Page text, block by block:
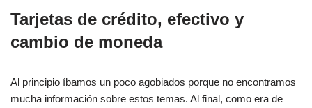
Tarjetas de crédito, efectivo y
cambio de moneda
Al principio íbamos un poco agobiados porque no encontramos
mucha información sobre estos temas. Al final, como era de